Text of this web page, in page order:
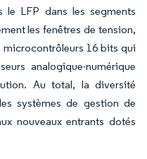
LFP dans les segments
les fenêtres de tension,
microcontrôleurs 16 bits qui
analogique-numérique
Au total, la diversité
systèmes de gestion de
nouveaux entrants dotés